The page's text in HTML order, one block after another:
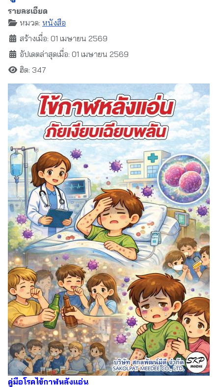
รายละเอียด
หมวด: หนังสือ
สร้างเมื่อ: 01 เมษายน 2569
อัปเดตล่าสุดเมื่อ: 01 เมษายน 2569
ฮิต: 347
คู่มือโรคไข้กาฬหลังแอ่น